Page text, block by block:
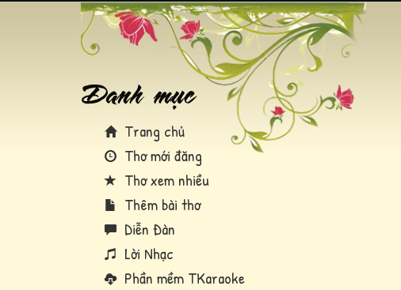
Trang chủ
Thơ mới đăng
Thơ xem nhiều
Thêm bài thơ
Diễn Đàn
Lời Nhạc
Phần mềm TKaraoke